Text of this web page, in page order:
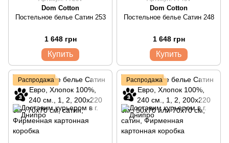
Dom Cotton
Постельное белье Сатин 253
1 648 грн
Купить
Dom Cotton
Постельное белье Сатин 248
1 648 грн
Купить
Распродажа Распродажа